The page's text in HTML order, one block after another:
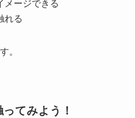
メージできる
れる
。
てみよう！